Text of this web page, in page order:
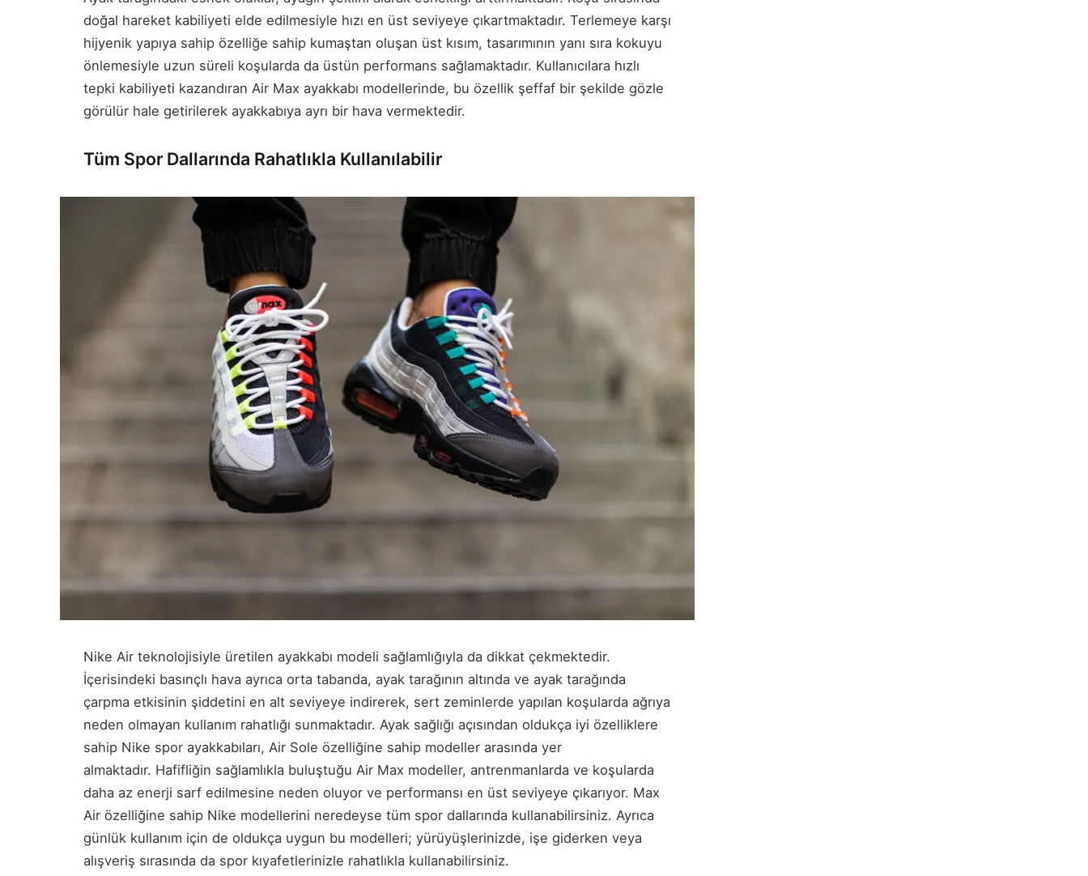
doğal hareket kabiliyeti elde edilmesiyle hızı en üst seviyeye çıkartmaktadır. Terlemeye karşı
hijyenik yapıya sahip özelliğe sahip kumaştan oluşan üst kısım, tasarımının yanı sıra kokuyu
önlemesiyle uzun süreli koşularda da üstün performans sağlamaktadır. Kullanıcılara hızlı
tepki kabiliyeti kazandıran Air Max ayakkabı modellerinde, bu özellik şeffaf bir şekilde gözle
görülür hale getirilerek ayakkabıya ayrı bir hava vermektedir.
Tüm Spor Dallarında Rahatlıkla Kullanılabilir
Nike Air teknolojisiyle üretilen ayakkabı modeli sağlamlığıyla da dikkat çekmektedir.
İçerisindeki basınçlı hava ayrıca orta tabanda, ayak tarağının altında ve ayak tarağında
çarpma etkisinin şiddetini en alt seviyeye indirerek, sert zeminlerde yapılan koşularda ağrıya
neden olmayan kullanım rahatlığı sunmaktadır. Ayak sağlığı açısından oldukça iyi özelliklere
sahip Nike spor ayakkabıları, Air Sole özelliğine sahip modeller arasında yer
almaktadır. Hafifliğin sağlamlıkla buluştuğu Air Max modeller, antrenmanlarda ve koşularda
daha az enerji sarf edilmesine neden oluyor ve performansı en üst seviyeye çıkarıyor. Max
Air özelliğine sahip Nike modellerini neredeyse tüm spor dallarında kullanabilirsiniz. Ayrıca
günlük kullanım için de oldukça uygun bu modelleri; yürüyüşlerinizde, işe giderken veya
alışveriş sırasında da spor kıyafetlerinizle rahatlıkla kullanabilirsiniz.